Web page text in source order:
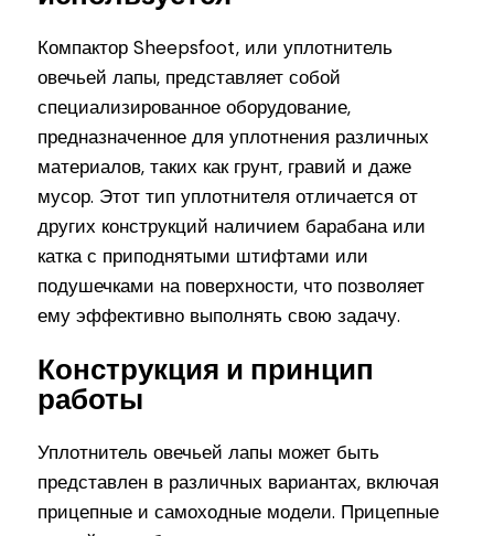
Компактор Sheepsfoot, или уплотнитель
овечьей лапы, представляет собой
специализированное оборудование,
предназначенное для уплотнения различных
материалов, таких как грунт, гравий и даже
мусор. Этот тип уплотнителя отличается от
других конструкций наличием барабана или
катка с приподнятыми штифтами или
подушечками на поверхности, что позволяет
ему эффективно выполнять свою задачу.
Конструкция и принцип
работы
Уплотнитель овечьей лапы может быть
представлен в различных вариантах, включая
прицепные и самоходные модели. Прицепные